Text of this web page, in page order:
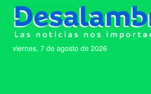
viernes, 7 de agosto de 2026